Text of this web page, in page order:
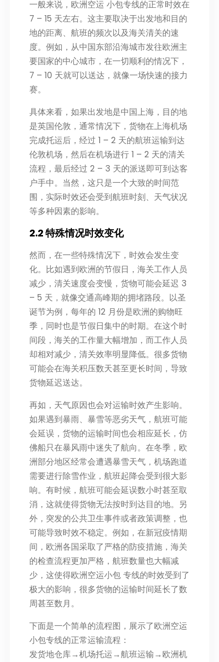
一般来说，欧洲空运 小包专线的正常时效在
7 – 15 天左右。这主要取决于出发地和目的
地的距离、航班的频次以及海关清关的速
度。例如，从中国东部沿海城市发往欧洲主
要国家的中心城市，在一切顺利的情况下，
7 – 10 天就可以送达，就像一场快速的接力
赛。
具体来看，如果出发地是中国上海，目的地
是英国伦敦，通常情况下，货物在上海机场
完成托运后，经过 1 – 2 天的航班运输到达
伦敦机场，然后在机场进行 1 – 2 天的清关
流程，最后经过 2 – 3 天的派送即可到达客
户手中。当然，这只是一个大致的时间范
围，实际时效还会受到航班时刻、天气状况
等多种因素的影响。
2.2 特殊情况时效变化
然而，在一些特殊情况下，时效会发生变
化。比如遇到欧洲的节假日，海关工作人员
减少，清关速度会变慢，货物可能会延迟 3
– 5 天，就像交通高峰期的拥堵路段。以圣
诞节为例，每年的 12 月份是欧洲的购物旺
季，同时也是节假日集中的时期。在这个时
间段，海关的工作量大幅增加，而工作人员
却相对减少，清关效率明显降低。很多货物
可能会在海关积压数天甚至更长时间，导致
货物延迟送达。
再如，天气原因也会对运输时效产生影响。
如果遇到暴雨、暴雪等恶劣天气，航班可能
会延误，货物的运输时间也会相应延长，仿
佛船只在暴风雨中迷失了航向。在冬季，欧
洲部分地区经常会遭遇暴雪天气，机场跑道
需要进行除雪作业，航班起降会受到很大影
响。有时候，航班可能会延误数小时甚至取
消，这就使得货物无法按时到达目的地。另
外，突发的公共卫生事件或者政策调整，也
可能导致时效不稳定。例如，在新冠疫情期
间，欧洲各国采取了严格的防疫措施，海关
的检查流程更加严格，航班数量也大幅减
少，这使得欧洲空运小包 专线的时效受到了
极大的影响，很多货物的运输时间延长了数
周甚至数月。
下面是一个简单的流程图，展示了欧洲空运
小包专线的正常运输流程：
发货地仓库→机场托运→航班运输→欧洲机